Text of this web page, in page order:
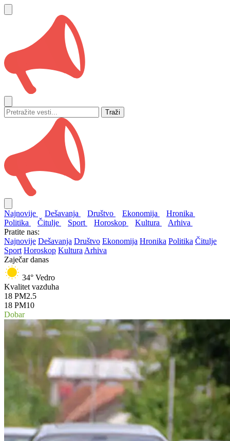
Traži
Najnovije Dešavanja Društvo Ekonomija
Hronika
Politika
Čitulje Sport Horoskop Kultura
Arhiva
Pratite nas:
Najnovije Dešavanja Društvo Ekonomija Hronika Politika Čitulje
Sport Horoskop Kultura Arhiva
Zaječar danas
34° Vedro
Kvalitet vazduha
18 PM2.5
18 PM10
Dobar